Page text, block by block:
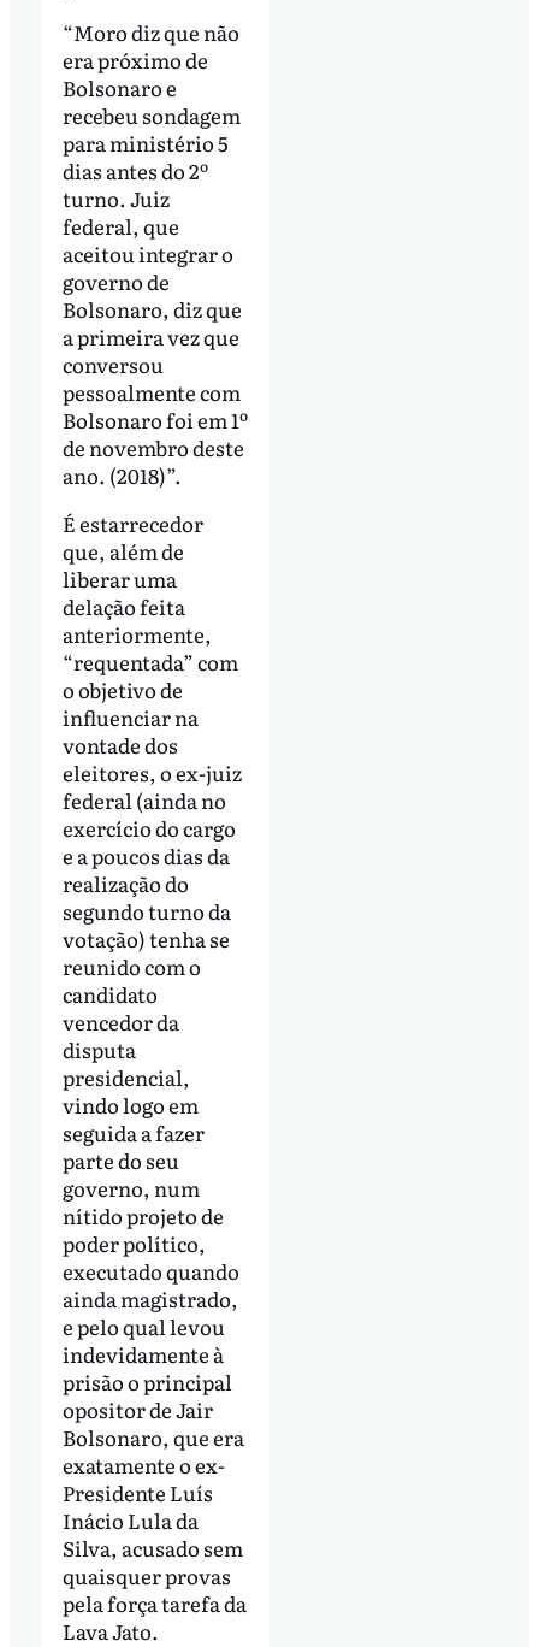
“Moro diz que não
era próximo de
Bolsonaro e
recebeu sondagem
para ministério 5
dias antes do 2º
turno. Juiz
federal, que
aceitou integrar o
governo de
Bolsonaro, diz que
a primeira vez que
conversou
pessoalmente com
Bolsonaro foi em 1º
de novembro deste
ano. (2018)”.
É estarrecedor
que, além de
liberar uma
delação feita
anteriormente,
“requentada” com
o objetivo de
influenciar na
vontade dos
eleitores, o ex-juiz
federal (ainda no
exercício do cargo
e a poucos dias da
realização do
segundo turno da
votação) tenha se
reunido com o
candidato
vencedor da
disputa
presidencial,
vindo logo em
seguida a fazer
parte do seu
governo, num
nítido projeto de
poder político,
executado quando
ainda magistrado,
e pelo qual levou
indevidamente à
prisão o principal
opositor de Jair
Bolsonaro, que era
exatamente o ex-
Presidente Luís
Inácio Lula da
Silva, acusado sem
quaisquer provas
pela força tarefa da
Lava Jato.